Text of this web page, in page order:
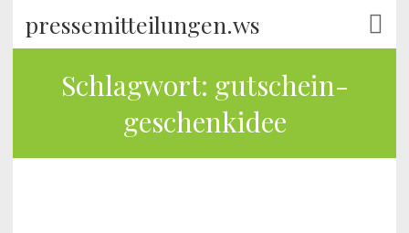
pressemitteilungen.ws
Schlagwort: gutschein-
geschenkidee